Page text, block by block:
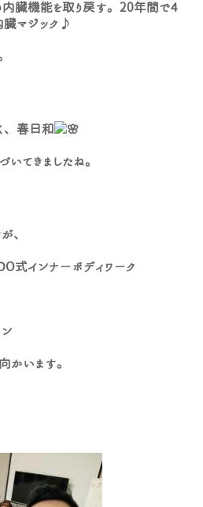
内臓機能を取り戻す。20年間で4
臓マジック♪
、春日和
てきましたね。
、
式インナーボディワーク
かいます。